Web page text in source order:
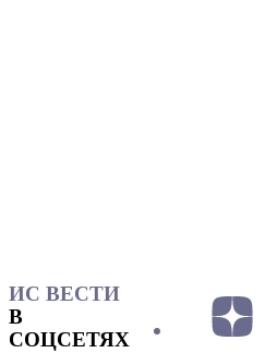
ИС ВЕСТИ
В
СОЦСЕТЯХ